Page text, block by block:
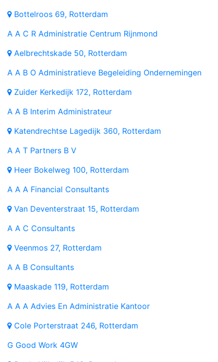
Bottelroos 69, Rotterdam
A A C R Administratie Centrum Rijnmond
Aelbrechtskade 50, Rotterdam
A A B O Administratieve Begeleiding Ondernemingen
Zuider Kerkedijk 172, Rotterdam
A A B Interim Administrateur
Katendrechtse Lagedijk 360, Rotterdam
A A T Partners B V
Heer Bokelweg 100, Rotterdam
A A A Financial Consultants
Van Deventerstraat 15, Rotterdam
A A C Consultants
Veenmos 27, Rotterdam
A A B Consultants
Maaskade 119, Rotterdam
A A A Advies En Administratie Kantoor
Cole Porterstraat 246, Rotterdam
G Good Work 4GW